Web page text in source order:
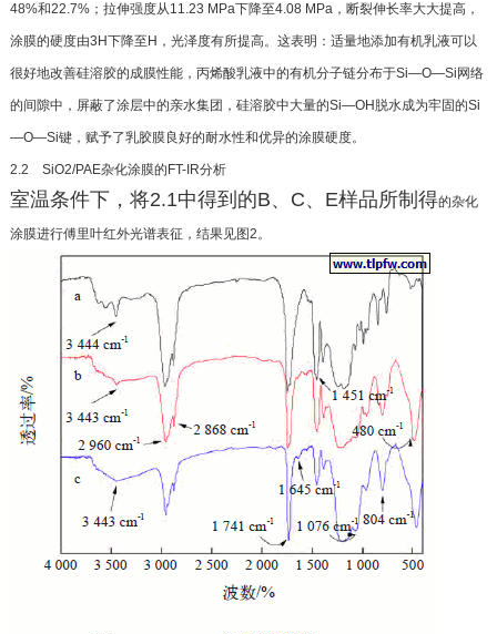
48%和22.7%；拉伸强度从11.23 MPa下降至4.08 MPa，断裂伸长率大大提高，
涂膜的硬度由3H下降至H，光泽度有所提高。这表明：适量地添加有机乳液可以
很好地改善硅溶胶的成膜性能，丙烯酸乳液中的有机分子链分布于Si—O—Si网络
的间隙中，屏蔽了涂层中的亲水集团，硅溶胶中大量的Si—OH脱水成为牢固的Si
—O—Si键，赋予了乳胶膜良好的耐水性和优异的涂膜硬度。
2.2 SiO2/PAE杂化涂膜的FT-IR分析
室温条件下，将2.1中得到的B、C、E样品所制得的杂化
涂膜进行傅里叶红外光谱表征，结果见图2。